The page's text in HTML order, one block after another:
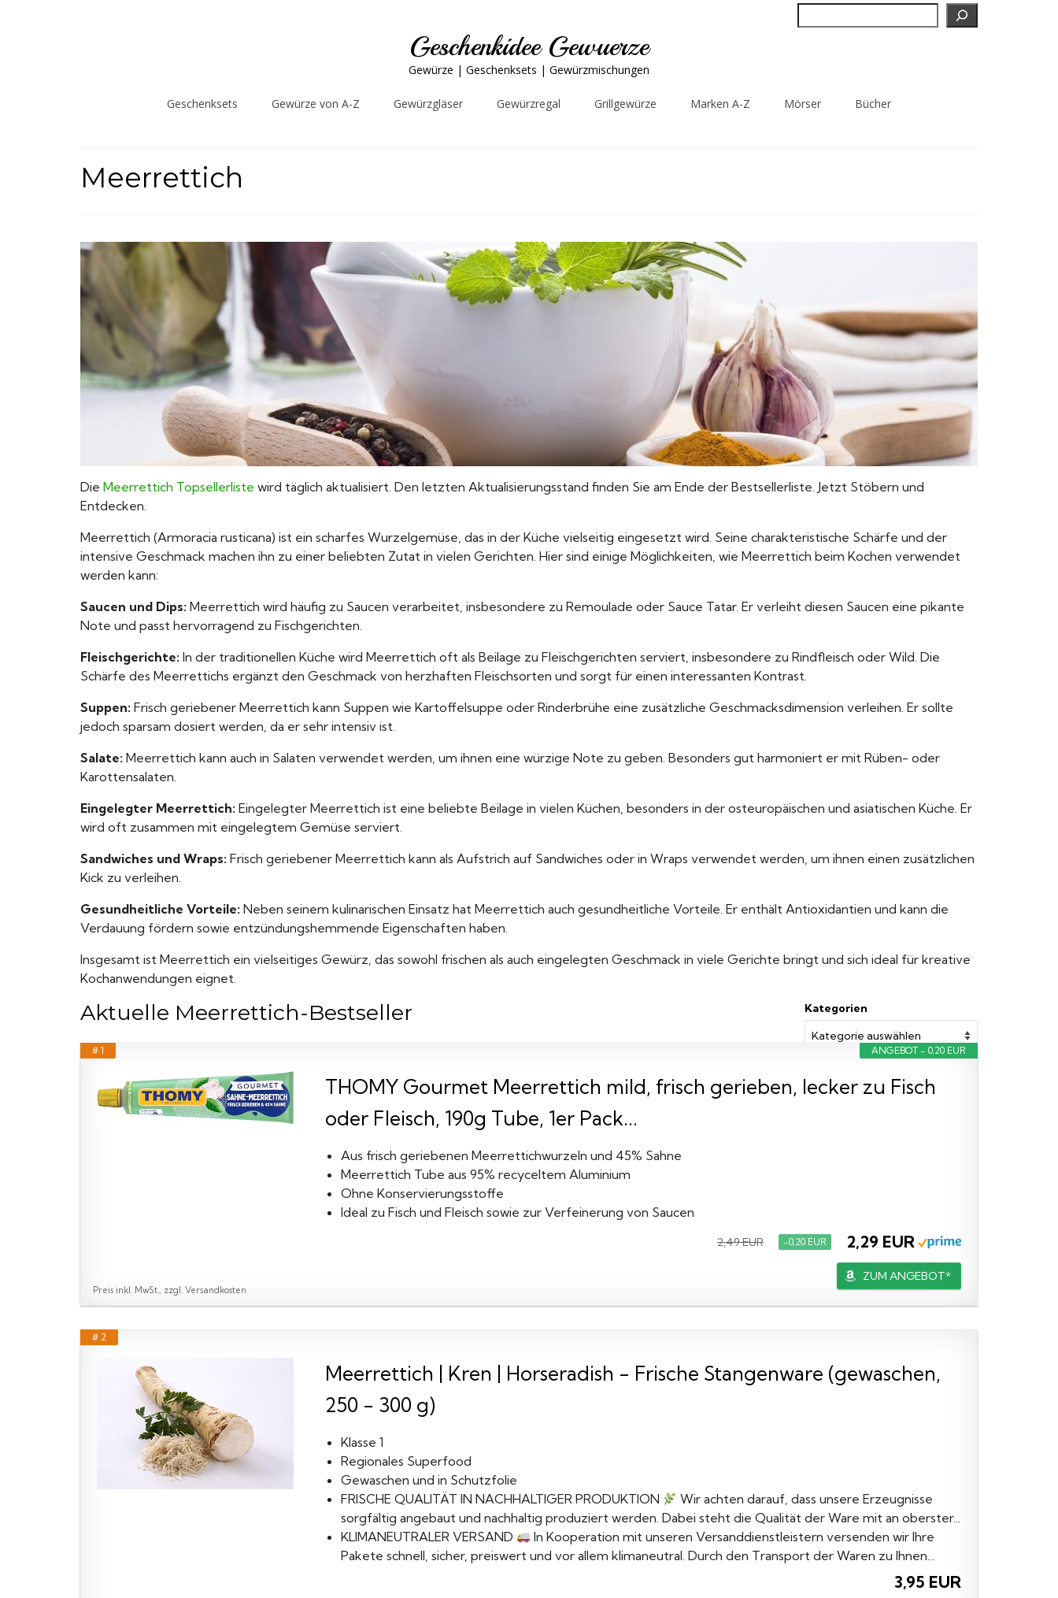
Geschenkidee Gewuerze
Gewürze | Geschenksets | Gewürzmischungen
Geschenksets Gewürze von A-Z Gewürzgläser Gewürzregal Grillgewürze Marken A-Z Mörser Bücher
Meerrettich
Die Meerrettich Topsellerliste wird täglich aktualisiert. Den letzten Aktualisierungsstand finden Sie am Ende der Bestsellerliste. Jetzt Stöbern und
Entdecken.
Meerrettich (Armoracia rusticana) ist ein scharfes Wurzelgemüse, das in der Küche vielseitig eingesetzt wird. Seine charakteristische Schärfe und der
intensive Geschmack machen ihn zu einer beliebten Zutat in vielen Gerichten. Hier sind einige Möglichkeiten, wie Meerrettich beim Kochen verwendet
werden kann:
Saucen und Dips: Meerrettich wird häufig zu Saucen verarbeitet, insbesondere zu Remoulade oder Sauce Tatar. Er verleiht diesen Saucen eine pikante
Note und passt hervorragend zu Fischgerichten.
Fleischgerichte: In der traditionellen Küche wird Meerrettich oft als Beilage zu Fleischgerichten serviert, insbesondere zu Rindfleisch oder Wild. Die
Schärfe des Meerrettichs ergänzt den Geschmack von herzhaften Fleischsorten und sorgt für einen interessanten Kontrast.
Suppen: Frisch geriebener Meerrettich kann Suppen wie Kartoffelsuppe oder Rinderbrühe eine zusätzliche Geschmacksdimension verleihen. Er sollte
jedoch sparsam dosiert werden, da er sehr intensiv ist.
Salate: Meerrettich kann auch in Salaten verwendet werden, um ihnen eine würzige Note zu geben. Besonders gut harmoniert er mit Rüben- oder
Karottensalaten.
Eingelegter Meerrettich: Eingelegter Meerrettich ist eine beliebte Beilage in vielen Küchen, besonders in der osteuropäischen und asiatischen Küche. Er
wird oft zusammen mit eingelegtem Gemüse serviert.
Sandwiches und Wraps: Frisch geriebener Meerrettich kann als Aufstrich auf Sandwiches oder in Wraps verwendet werden, um ihnen einen zusätzlichen
Kick zu verleihen.
Gesundheitliche Vorteile: Neben seinem kulinarischen Einsatz hat Meerrettich auch gesundheitliche Vorteile. Er enthält Antioxidantien und kann die
Verdauung fördern sowie entzündungshemmende Eigenschaften haben.
Insgesamt ist Meerrettich ein vielseitiges Gewürz, das sowohl frischen als auch eingelegten Geschmack in viele Gerichte bringt und sich ideal für kreative
Kochanwendungen eignet.
Kategorien
Aktuelle Meerrettich-Bestseller
ANGEBOT - 0,20 EUR
# 1
THOMY Gourmet Meerrettich mild, frisch gerieben, lecker zu Fisch
oder Fleisch, 190g Tube, 1er Pack...
Aus frisch geriebenen Meerrettichwurzeln und 45% Sahne
Meerrettich Tube aus 95% recyceltem Aluminium
Ohne Konservierungsstoffe
Ideal zu Fisch und Fleisch sowie zur Verfeinerung von Saucen
2,49 EUR −0,20 EUR 2,29 EUR
ZUM ANGEBOT*
Preis inkl. MwSt., zzgl. Versandkosten
# 2
Meerrettich | Kren | Horseradish - Frische Stangenware (gewaschen,
250 - 300 g)
Klasse 1
Regionales Superfood
Gewaschen und in Schutzfolie
FRISCHE QUALITÄT IN NACHHALTIGER PRODUKTION
Wir achten darauf, dass unsere Erzeugnisse
sorgfältig angebaut und nachhaltig produziert werden. Dabei steht die Qualität der Ware mit an oberster...
KLIMANEUTRALER VERSAND
In Kooperation mit unseren Versanddienstleistern versenden wir Ihre
Pakete schnell, sicher, preiswert und vor allem klimaneutral. Durch den Transport der Waren zu Ihnen...
3,95 EUR